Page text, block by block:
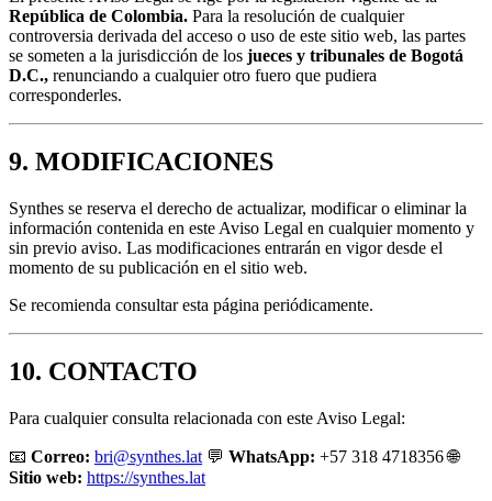
República de Colombia. Para la resolución de cualquier
controversia derivada del acceso o uso de este sitio web, las partes
se someten a la jurisdicción de los jueces y tribunales de Bogotá
D.C., renunciando a cualquier otro fuero que pudiera
corresponderles.
9. MODIFICACIONES
Synthes se reserva el derecho de actualizar, modificar o eliminar la
información contenida en este Aviso Legal en cualquier momento y
sin previo aviso. Las modificaciones entrarán en vigor desde el
momento de su publicación en el sitio web.
Se recomienda consultar esta página periódicamente.
10. CONTACTO
Para cualquier consulta relacionada con este Aviso Legal:
📧 Correo: bri@synthes.lat 💬 WhatsApp: +57 318 4718356 🌐
Sitio web: https://synthes.lat